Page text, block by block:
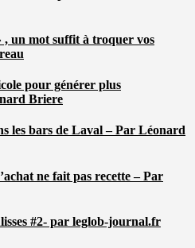
, un mot suffit à troquer vos
pour générer plus
Briere
les bars de Laval – Par Léonard
ne fait pas recette – Par
#2- par leglob-journal.fr